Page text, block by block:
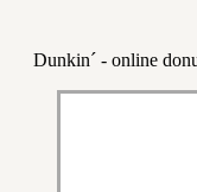
Dunkin´ - online